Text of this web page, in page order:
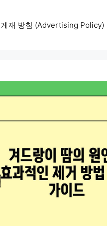
재 방침 (Advertising Policy)